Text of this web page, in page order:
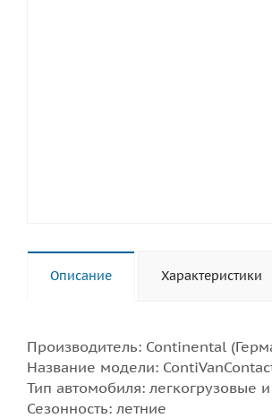
Описание Характеристики
Производитель: Continental
Название модели:
Тип автомобиля: легкогрузовые
Сезонность: летние